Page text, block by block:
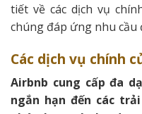
tiết về các dịch vụ
chúng đáp ứng nhu
Các dịch vụ chính
Airbnb cung cấp đa
ngắn hạn đến các